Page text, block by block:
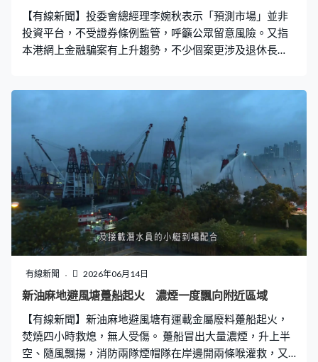
【有線新聞】投委會總經理李婉秋表示「預測市場」並非
投資平台，不受證券條例監管，呼籲公眾留意風險。又指
本港網上金融騙案有上升趨勢，不少個案更涉及退休長
涉及非法賭博。投資者及理財教育委員會總經理李婉秋：
「雖然它稱為市場，但它不是一個真正的投資市場，我再
重申，預測市場不是投資產品，這類投機活動絕對不屬於
證監會條例所規範及保障。」 投委會總經理李婉秋接受本
台《財智．商傳》訪問時指，預測市場大部分在海外註
冊，當中的交收模式存有風險，容易出現追討無門的情
況，「它們很多時將交收金錢等方面轉到區塊鏈上去中心
化，萬一有甚麼事發生的時候，你要追溯那些錢的來源或
去向其實有相當大的困難。」 網上投資騙案方面，她表示
近年有上升趨勢，當中以逾60歲手持大量退休金或積蓄的
退休長者最高危。李婉秋：「那些教育程度愈高，平均損
失金額就愈高，具投資經驗長者的損失人均損失大約105
萬元，相較沒有投資經驗的損失更高，沒有投資經驗的人
均大約54萬元。」 證券無紙化11月推行，投資
有線新聞 2026年06月14日
新油麻地避風塘躉船起火 濃煙一度飄向附近區域
【有線新聞】新油麻地避風塘有運載金屬廢料躉船起火，
焚燒四小時救熄，無人受傷。 躉船冒出大量濃煙，升上半
空、隨風飄揚，消防兩隊煙帽隊在岸邊開兩條喉灌救，又